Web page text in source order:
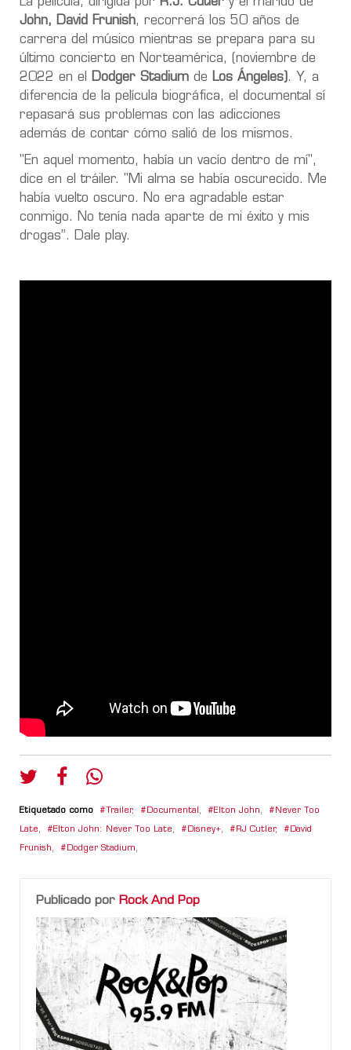
John, David Frunish, recorrerá los 50 años de
carrera del músico mientras se prepara para su
último concierto en Norteamérica, (noviembre de
2022 en el
Dodger Stadium de Los Ángeles). Y, a
diferencia de la película biográfica, el documental sí
repasará sus problemas con las adicciones
además de contar cómo salió de los mismos.
"En aquel momento, había un vacío dentro de mí",
dice en el tráiler. "Mi alma se había oscurecido. Me
había vuelto oscuro. No era agradable estar
conmigo. No tenía nada aparte de mi éxito y mis
drogas”. Dale play.
Etiquetado como Trailer, Documental , Elton John, Never Too
Late, Elton John: Never Too Late, Disney+, RJ Cutler, David
Frunish, Dodger Stadium,
Publicado por Rock And Pop